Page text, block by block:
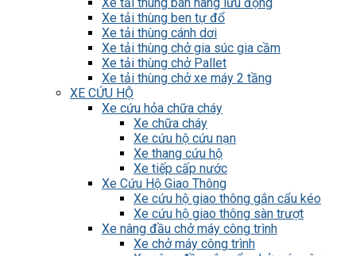
Xe tải thùng bán hàng lưu động
Xe tải thùng ben tự đổ
Xe tải thùng cánh dơi
Xe tải thùng chở gia súc gia cầm
Xe tải thùng chở Pallet
Xe tải thùng chở xe máy 2 tầng
XE CỨU HỘ
Xe cứu hỏa chữa cháy
Xe chữa cháy
Xe cứu hộ cứu nạn
Xe thang cứu hộ
Xe tiếp cấp nước
Xe Cứu Hộ Giao Thông
Xe cứu hộ giao thông gắn cẩu kéo
Xe cứu hộ giao thông sàn trượt
Xe nâng đầu chở máy công trình
Xe chở máy công trình